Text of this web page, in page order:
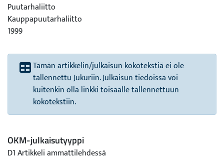
Puutarhaliitto
Kauppapuutarhaliitto
1999
Tämän artikkelin/julkaisun kokotekstiä ei ole
tallennettu Jukuriin. Julkaisun tiedoissa voi
kuitenkin olla linkki toisaalle tallennettuun
kokotekstiin.
OKM-julkaisutyyppi
D1 Artikkeli ammattilehdessä